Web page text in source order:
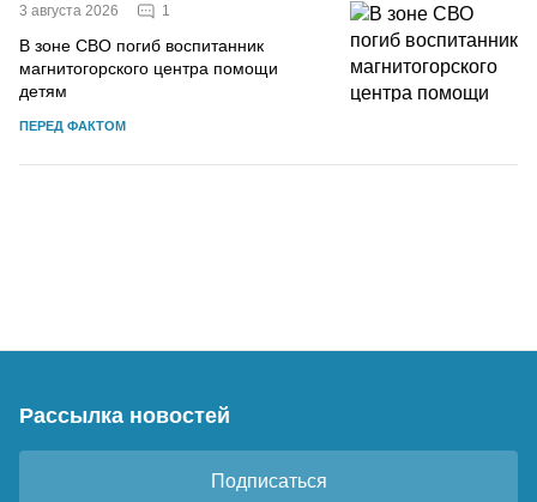
3 августа 2026 1
В зоне СВО погиб воспитанник
магнитогорского центра помощи
детям
ПЕРЕД ФАКТОМ
Рассылка новостей
Подписаться